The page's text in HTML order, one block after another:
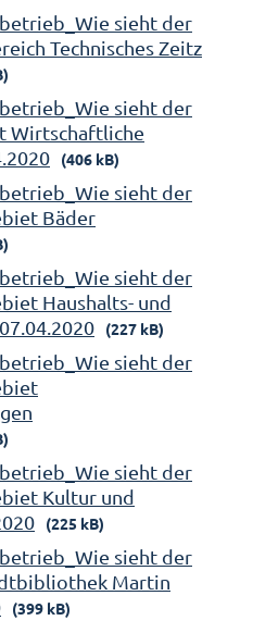
sieht der
Technisches Zeitz
sieht der
Wirtschaftliche
(406 kB)
sieht der
Bäder
sieht der
Haushalts- und
(227 kB)
sieht der
sieht der
Kultur und
(225 kB)
sieht der
Martin
(399 kB)